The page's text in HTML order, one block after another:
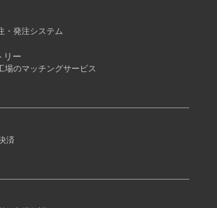
・発注システム
リー
場のマッチングサービス
済